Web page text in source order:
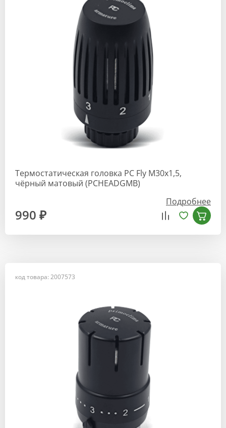
Термостатическая головка РС Fly М30х1,5,
чёрный матовый (PCHEADGMB)
Подробнее
990 ₽
код товара: 2007573